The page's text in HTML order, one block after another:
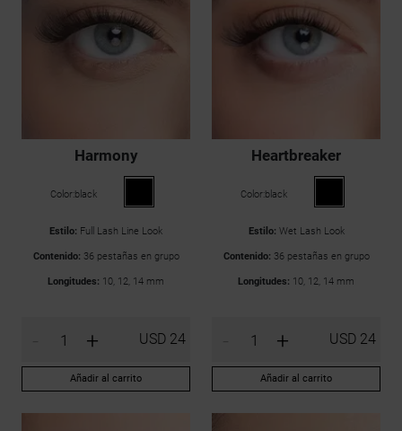
Harmony
Color:black
Estilo: Full Lash Line Look
Contenido: 36 pestañas en grupo
Longitudes: 10, 12, 14 mm
USD 24
+
Añadir al carrito
Heartbreaker
Color:black
Estilo: Wet Lash Look
Contenido: 36 pestañas en grupo
Longitudes: 10, 12, 14 mm
USD 24
+
Añadir al carrito